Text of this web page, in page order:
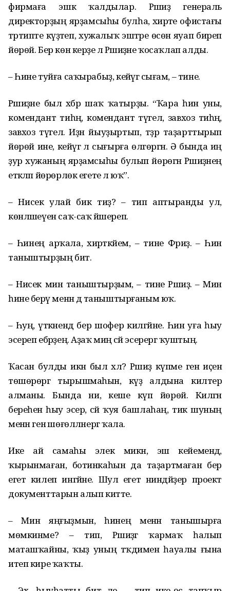
фирмаға эшкә ҡалдылар. Рәшиҙә генераль
директорҙың ярҙамсыһы булһа, әхирәте офистағы
тәртипте күҙәтеп, хужалыҡ эштәре өсөн яуап биреп
йөрөй. Бер көн керҙе лә Рәшиҙәне ҡосаҡлап алды.
– Һине туйға саҡырабыҙ, кейәүгә сығам, – тине.
Рәшиҙәне был хәбәр шаҡ ҡатырҙы. “Ҡара һин уны,
комендант тиһәң, комендант түгел, завхоз тиһәң,
завхоз түгел. Иҙән йыуҙыртып, тәҙрә таҙарттырып
йөрөй ине, кейәүгә лә сығырға өлгөргән. Ә бында иң
ҙур хужаның ярҙамсыһы булып йөрөгән Рәшиҙәнең
етәкләп йөрөрлөк егете лә юҡ”.
– Нисек улай бик тиҙ? – тип аптыранды ул,
көнләшеүен саҡ-саҡ йәшереп.
– Һинең арҡала, әхирәткәйем, – тине Фәриҙә. – Һин
таныштырҙың бит.
– Нисек мин таныштырҙым, – тине Рәшиҙә. – Мин
һине берәү менән дә таныштырғаным юҡ.
– Һуң, үткәнендә бер шофер килгәйне. Һин уға һыу
эсереп ебәрҙең. Аҙаҡ миңә сәй эсерергә ҡуштың.
Ҡасан булды икән был хәл? Рәшиҙә күпме генә иҫенә
төшөрөргә тырышмаһын, күҙ алдына килтерә
алманы. Бында ни, кеше күп йөрөй. Килгән
береһенә һыу эсерә, сәй ҡуя башлаһаң, тик шуның
менән генә шөғөлләнергә ҡала.
Ике ай самаһы элек микән, эш кейемендә,
ҡырынмаған, ботинкаһын да таҙартмаған бер
егет килеп ингәйне. Шул егет ниндәйҙер проект
документтарын алып китте.
– Мин яңғыҙмын, һинең менән танышырға
мөмкинме? – тип, Рәшиҙәгә ҡармаҡ һалып
маташҡайны, ҡыҙ уның тәҡдимен һауалы ғына
итеп кире ҡаҡты.